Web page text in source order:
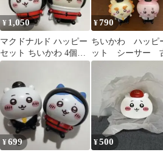
¥ 1,050
マクドナルド ハッピー
セット ちいかわ 4個セ
ット
¥790
ちいかわ ハッピ
ット シーサー
屋 マクドナルド
¥699 ¥500